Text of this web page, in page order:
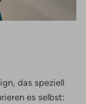
das speziell
es selbst: